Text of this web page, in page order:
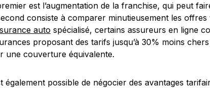
est l’augmentation de la franchise, qui peut
consiste à comparer minutieusement les offres
auto spécialisé, certains assureurs en ligne
proposant des tarifs jusqu’à 30% moins
une couverture équivalente.
également possible de négocier des avantages